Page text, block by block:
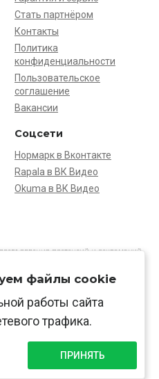
Стать партнёром
Контакты
Политика
конфиденциальности
Пользовательское
соглашение
Вакансии
Соцсети
Нормарк в Вконтакте
Rapala в ВК Видео
Okuma в ВК Видео
претензий и рекламаций,
отличаться от указанных на сайте.
ОГРН 1037739603505
технологиив соответствии
файлы cookie
работы сайта
трафика.
ПРИНЯТЬ